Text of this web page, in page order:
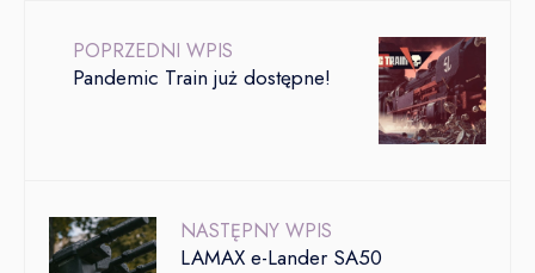
POPRZEDNI WPIS
Pandemic Train już dostępne!
NASTĘPNY WPIS
LAMAX e-Lander SA50